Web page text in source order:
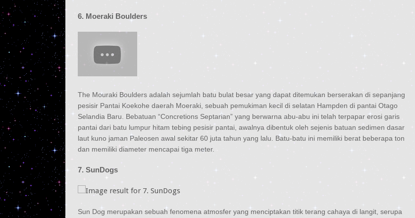
6. Moeraki Boulders
The Mouraki Boulders adalah sejumlah batu bulat besar yang dapat ditemukan berserakan di sepanjang
pesisir Pantai Koekohe daerah Moeraki, sebuah pemukiman kecil di selatan Hampden di pantai Otago
Selandia Baru. Bebatuan “Concretions Septarian” yang berwarna abu-abu ini telah terpapar erosi garis
pantai dari batu lumpur hitam tebing pesisir pantai, awalnya dibentuk oleh sejenis batuan sedimen dasar
laut kuno jaman Paleosen awal sekitar 60 juta tahun yang lalu. Batu-batu ini memiliki berat beberapa ton
dan memiliki diameter mencapai tiga meter.
7. SunDogs
Sun Dog merupakan sebuah fenomena atmosfer yang menciptakan titik terang cahaya di langit, serupa